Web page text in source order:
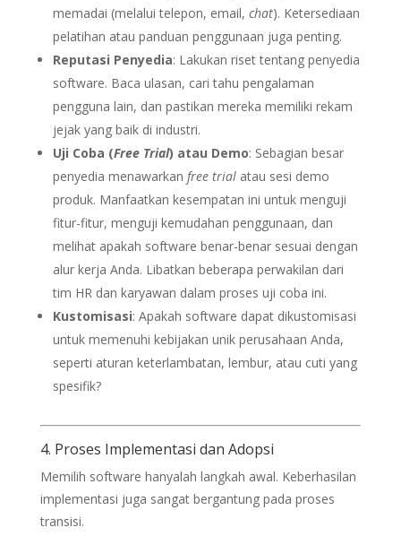
memadai (melalui telepon, email, chat). Ketersediaan
pelatihan atau panduan penggunaan juga penting.
Reputasi Penyedia: Lakukan riset tentang penyedia
software. Baca ulasan, cari tahu pengalaman
pengguna lain, dan pastikan mereka memiliki rekam
jejak yang baik di industri.
Uji Coba (Free Trial) atau Demo: Sebagian besar
penyedia menawarkan free trialatau sesi demo
produk. Manfaatkan kesempatan ini untuk menguji
fitur-fitur, menguji kemudahan penggunaan, dan
melihat apakah software benar-benar sesuai dengan
alur kerja Anda. Libatkan beberapa perwakilan dari
tim HR dan karyawan dalam proses uji coba ini.
Kustomisasi: Apakah software dapat dikustomisasi
untuk memenuhi kebijakan unik perusahaan Anda,
seperti aturan keterlambatan, lembur, atau cuti yang
spesifik?
4. Proses Implementasi dan Adopsi
Memilih software hanyalah langkah awal. Keberhasilan
implementasi juga sangat bergantung pada proses
transisi.